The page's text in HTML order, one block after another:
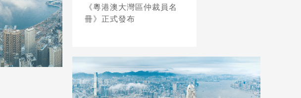
《粵港澳大灣區仲裁員名
冊》正式發布